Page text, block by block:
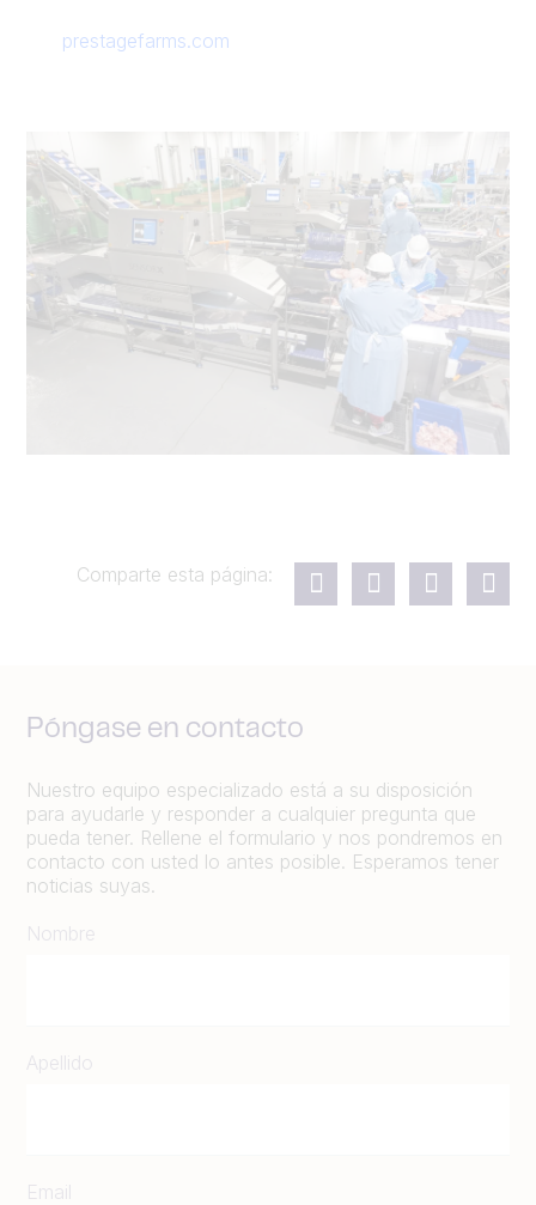
prestagefarms.com
Comparte esta página:
Póngase en contacto
Nuestro equipo especializado está a su disposición
para ayudarle y responder a cualquier pregunta que
pueda tener. Rellene el formulario y nos pondremos en
contacto con usted lo antes posible. Esperamos tener
noticias suyas.
Nombre
Apellido
Email